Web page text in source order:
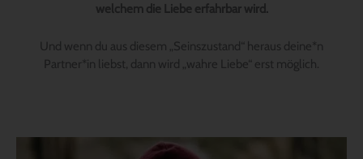
welchem die Liebe erfahrbar wird.
Und wenn du aus diesem „Seinszustand“ heraus deine*n
Partner*in liebst, dann wird „wahre Liebe“ erst möglich.